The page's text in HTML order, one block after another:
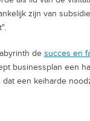
zijn van
de succes en
businessplan een
een keiharde